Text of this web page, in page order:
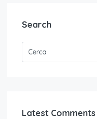
Search
Latest Comments